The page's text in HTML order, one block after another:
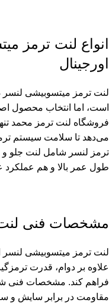
انواع لنت ترمز
اورجینال
لنت ترمز میتسوبیشی لنسر
است، اما انتخاب محصول
فروشگاه لنت ترمز محمد
می‌دهد تا سلامت سیستم
طول عمر بالا و هم عملکرد
مشخصات فنی لنت
لنت ترمز میتسوبیشی لنسر
علاوه بر دوام، قدرت
فراهم کند. مشخصات فنی
مقاومت در برابر سایش و